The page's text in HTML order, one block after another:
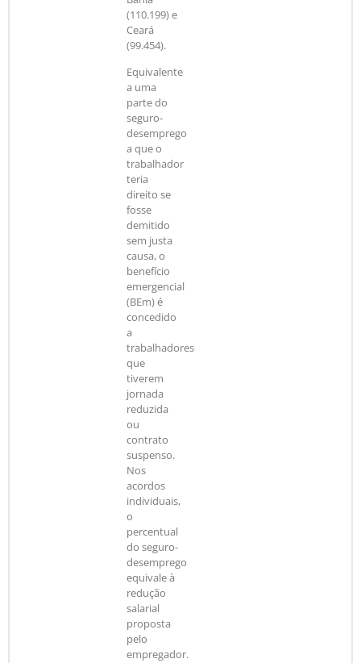
(110.199) e
Ceará
(99.454).
Equivalente
a uma
parte do
seguro-
desemprego
a que o
trabalhador
teria
direito se
fosse
demitido
sem justa
causa, o
benefício
emergencial
(BEm) é
concedido
a
trabalhadores
que
tiverem
jornada
reduzida
ou
contrato
suspenso.
Nos
acordos
individuais,
o
percentual
do seguro-
desemprego
equivale à
redução
salarial
proposta
pelo
empregador.